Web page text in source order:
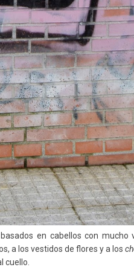
en cabellos con mucho
a los vestidos de flores y a los
cuello.